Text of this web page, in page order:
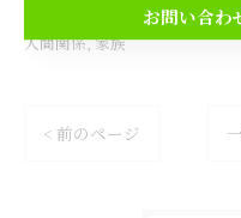
人間関係 家族
< 前のページ
お問い合
お問い合わ